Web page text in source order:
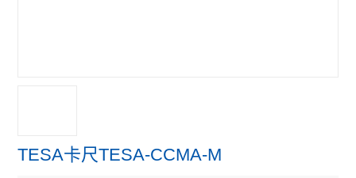
SK新泻
TESA卡尺TESA-CCMA-M